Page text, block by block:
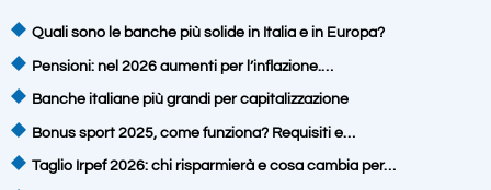
Quali sono le banche più solide in Italia e in Europa?
Pensioni: nel 2026 aumenti per l’inflazione.…
Banche italiane più grandi per capitalizzazione
Bonus sport 2025, come funziona? Requisiti e…
Taglio Irpef 2026: chi risparmierà e cosa cambia per…